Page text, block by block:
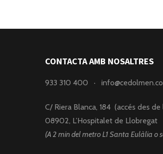
CONTACTA AMB NOSALTRES
933 310 400 ·
C/ Riera Blanca, 184 (accés des
08902, L’Hospitalet de Llobregat
(A 2 min del metro L1 Santa Eulàlia o